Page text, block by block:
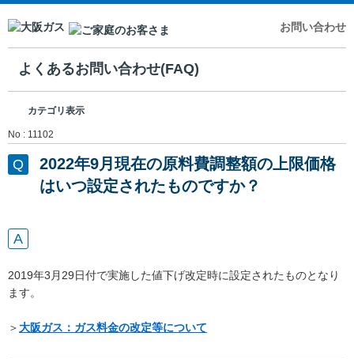
お問い合わせ
よくあるお問い合わせ(FAQ)
カテゴリ表示
No : 11102
2022年9月現在の原料費調整額の上限価格
はいつ設定されたものですか？
2019年3月29日付で実施した値下げ改定時に設定されたものとなり
ます。
＞大阪ガス：ガス料金の改定等について